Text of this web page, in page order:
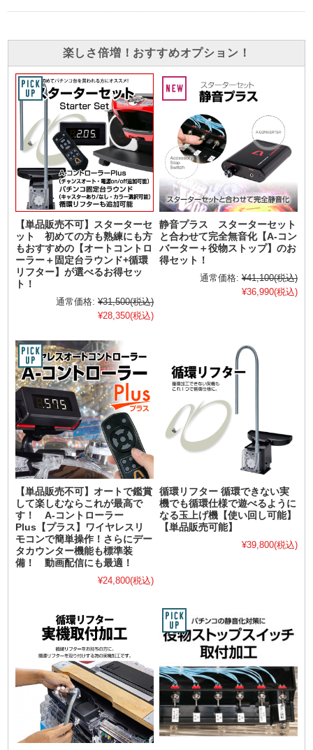
楽しさ倍増！おすすめオプション！
【単品販売不可】スターターセ
ット 初めての方も熟練にも方
もおすすめの【オートコントロ
ーラー＋固定台ラウンド+循環
リフター】が選べるお得セッ
ト！
通常価格: ¥31,500(税込)
¥28,350(税込)
静音プラス スターターセット
と合わせて完全無音化【A-コン
バーター＋役物ストップ】のお
得セット！
通常価格: ¥41,100(税込)
¥36,990(税込)
【単品販売不可】オートで鑑賞
して楽しむならこれが最高で
す！ A-コントローラー
Plus【プラス】ワイヤレスリ
モコンで簡単操作！さらにデー
タカウンター機能も標準装
備！ 動画配信にも最適！
¥24,800(税込)
循環リフター 循環できない実
機でも循環仕様で遊べるように
なる玉上げ機【使い回し可能】
【単品販売可能】
¥39,800(税込)